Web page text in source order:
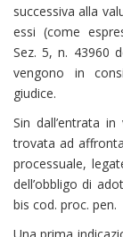
successiva alla
essi (come
Sez. 5, n. 43960
vengono in
giudice.
Sin dall’entrata
trovata ad
processuale,
dell’obbligo di
bis cod. proc. pen.